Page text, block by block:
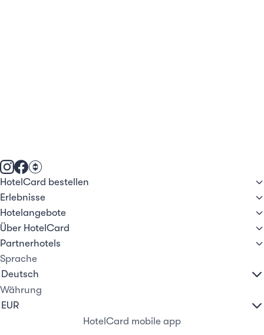
HotelCard bestellen
Erlebnisse
Hotelangebote
Über HotelCard
Partnerhotels
Sprache
Währung
HotelCard mobile app